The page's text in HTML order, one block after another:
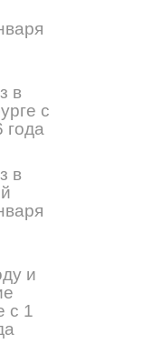
в
с
года
в
и
с 1